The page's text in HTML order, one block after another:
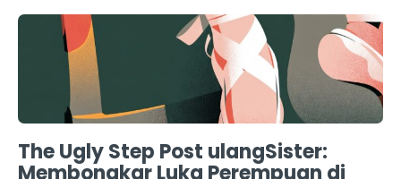
The Ugly Step Post ulangSister: